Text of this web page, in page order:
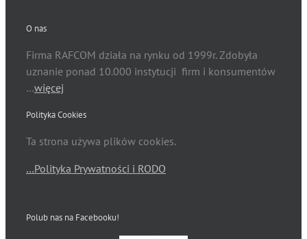
O nas
Firma RAFCOM działa na rynku od 1999r. Zdobyła
uznanie ponad 10.000 instytucji firm i konsumentów
…więcej
Polityka Cookies
Ta strona używa plików cookies.
…Polityka Prywatności i RODO
Polub nas na Facebooku!